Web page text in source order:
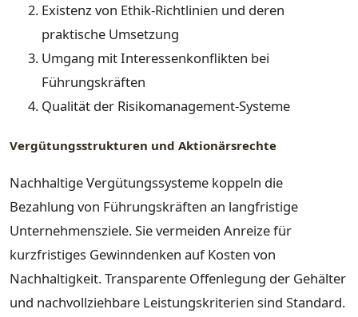
Existenz von Ethik-Richtlinien und deren
praktische Umsetzung
Umgang mit Interessenkonflikten bei
Führungskräften
Qualität der Risikomanagement-Systeme
Vergütungsstrukturen und Aktionärsrechte
Nachhaltige Vergütungssysteme koppeln die
Bezahlung von Führungskräften an langfristige
Unternehmensziele. Sie vermeiden Anreize für
kurzfristiges Gewinndenken auf Kosten von
Nachhaltigkeit. Transparente Offenlegung der Gehälter
und nachvollziehbare Leistungskriterien sind Standard.